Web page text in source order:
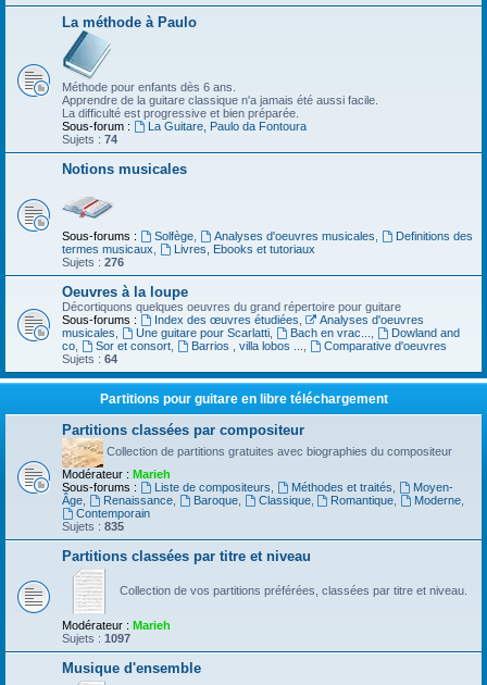
La méthode à Paulo
Méthode pour enfants dès 6 ans.
Apprendre de la guitare classique n'a jamais été aussi facile.
La difficulté est progressive et bien préparée.
Sous-forum :
La Guitare, Paulo da Fontoura
Sujets : 74
Notions musicales
Sous-forums : Solfège, Analyses d'oeuvres musicales
Definitions des
termes musicaux
Livres, Ebooks et tutoriaux
Sujets : 276
Oeuvres à la loupe
Décortiquons quelques oeuvres du grand répertoire pour guitare
Sous-forums :
Index des œuvres étudiées
Analyses d'oeuvres
musicales
Une guitare pour Scarlatti, Bach en vrac...
Dowland and
co
Sor et consort, Barrios , villa lobos ...
Comparative d'oeuvres
Sujets : 64
Partitions pour guitare en libre téléchargement
Partitions classées par compositeur
Collection de partitions gratuites avec biographies du compositeur
Modérateur : Marieh
Sous-forums :
Liste de compositeurs Méthodes et traités
Moyen-
Âge
Renaissance, Baroque, Classique, Romantique Moderne
Contemporain
Sujets : 835
Partitions classées par titre et niveau
Collection de vos partitions préférées, classées par titre et niveau.
Modérateur : Marieh
Sujets : 1097
Musique d'ensemble